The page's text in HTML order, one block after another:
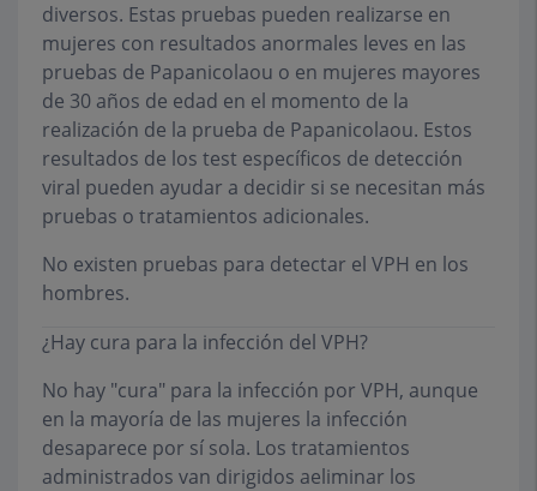
diversos. Estas pruebas pueden realizarse en
mujeres con resultados anormales leves en las
pruebas de Papanicolaou o en mujeres mayores
de 30 años de edad en el momento de la
realización de la prueba de Papanicolaou. Estos
resultados de los test específicos de detección
viral pueden ayudar a decidir si se necesitan más
pruebas o tratamientos adicionales.
No existen pruebas para detectar el VPH en los
hombres.
¿Hay cura para la infección del VPH?
No hay "cura" para la infección por VPH, aunque
en la mayoría de las mujeres la infección
desaparece por sí sola. Los tratamientos
administrados van dirigidos aeliminar los